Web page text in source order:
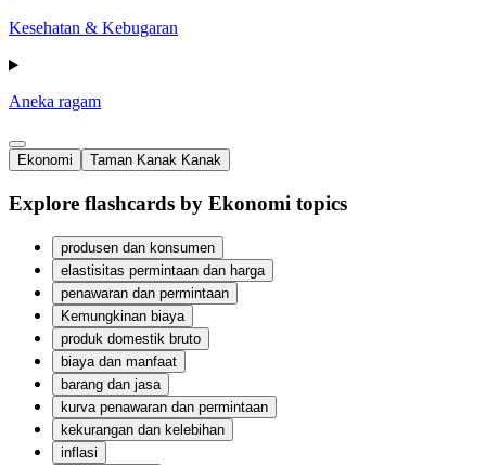
Kesehatan & Kebugaran
Aneka ragam
Ekonomi Taman Kanak Kanak
Explore flashcards by Ekonomi topics
produsen dan konsumen
elastisitas permintaan dan harga
penawaran dan permintaan
Kemungkinan biaya
produk domestik bruto
biaya dan manfaat
barang dan jasa
kurva penawaran dan permintaan
kekurangan dan kelebihan
inflasi